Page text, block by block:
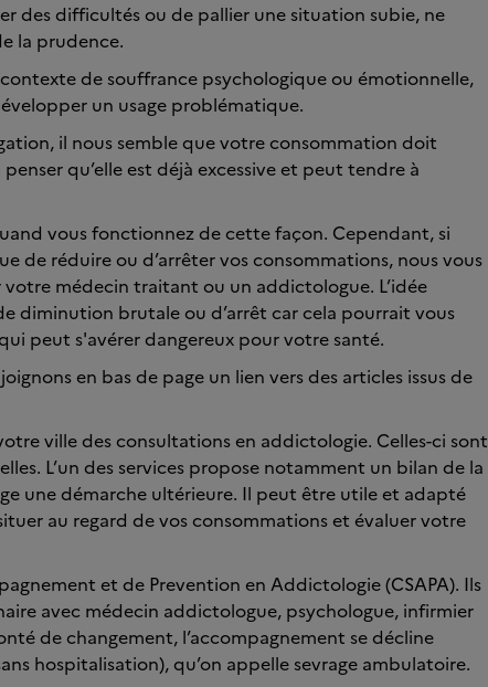
des difficultés ou de pallier une situation subie, ne
la prudence.
de souffrance psychologique ou émotionnelle,
un usage problématique.
il nous semble que votre consommation doit
qu’elle est déjà excessive et peut tendre à
vous fonctionnez de cette façon. Cependant, si
de réduire ou d’arrêter vos consommations, nous vous
médecin traitant ou un addictologue. L’idée
diminution brutale ou d’arrêt car cela pourrait vous
peut s'avérer dangereux pour votre santé.
en bas de page un lien vers des articles issus de
ville des consultations en addictologie. Celles-ci sont
L’un des services propose notamment un bilan de la
une démarche ultérieure. Il peut être utile et adapté
au regard de vos consommations et évaluer votre
et de Prevention en Addictologie (CSAPA). Ils
avec médecin addictologue, psychologue, infirmier
de changement, l’accompagnement se décline
hospitalisation), qu’on appelle sevrage ambulatoire.